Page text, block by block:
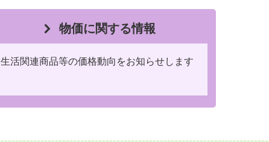
物価に関する情報
生活関連商品等の価格動向をお知らせします